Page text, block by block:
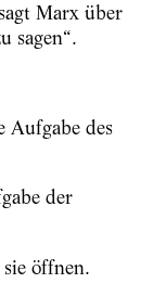
Marx über
sagen“.
Aufgabe des
der
öffnen.